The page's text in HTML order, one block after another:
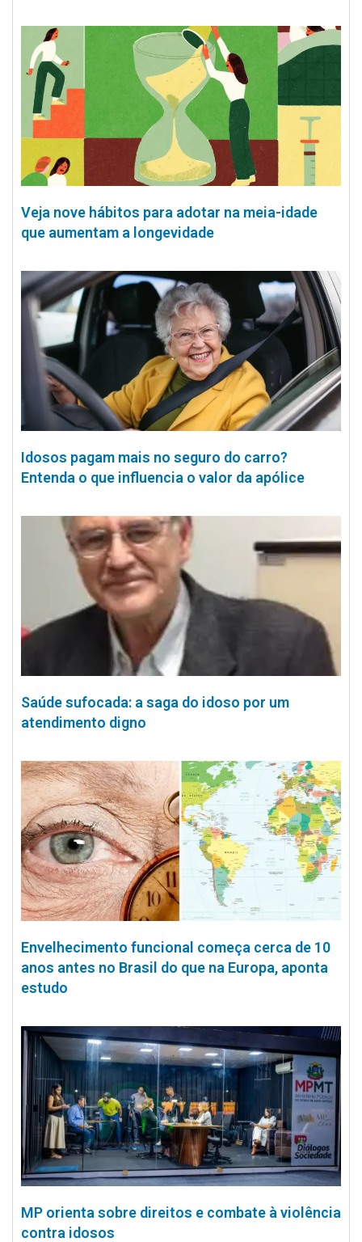
Veja nove hábitos para adotar na meia-idade
que aumentam a longevidade
Idosos pagam mais no seguro do carro?
Entenda o que influencia o valor da apólice
Saúde sufocada: a saga do idoso por um
atendimento digno
Envelhecimento funcional começa cerca de 10
anos antes no Brasil do que na Europa, aponta
estudo
MP orienta sobre direitos e combate à violência
contra idosos